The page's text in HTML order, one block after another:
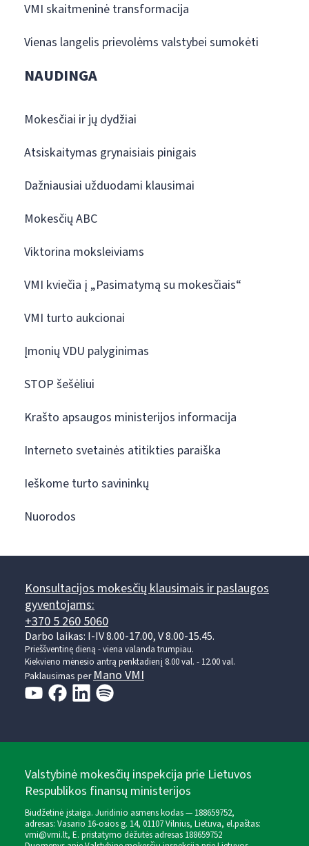
VMI skaitmeninė transformacija
Vienas langelis prievolėms valstybei sumokėti
NAUDINGA
Mokesčiai ir jų dydžiai
Atsiskaitymas grynaisiais pinigais
Dažniausiai užduodami klausimai
Mokesčių ABC
Viktorina moksleiviams
VMI kviečia į „Pasimatymą su mokesčiais“
VMI turto aukcionai
Įmonių VDU palyginimas
STOP šešėliui
Krašto apsaugos ministerijos informacija
Interneto svetainės atitikties paraiška
Ieškome turto savininkų
Nuorodos
Konsultacijos mokesčių klausimais ir paslaugos
gyventojams:
+370 5 260 5060
Darbo laikas: I-IV 8.00-17.00, V 8.00-15.45.
Prieššventinę dieną - viena valanda trumpiau.
Kiekvieno mėnesio antrą penktadienį 8.00 val. - 12.00 val.
Paklausimas perMano VMI
Valstybinė mokesčių inspekcija prie Lietuvos
Respublikos finansų ministerijos
Biudžetinė įstaiga. Juridinio asmens kodas — 188659752,
adresas: Vasario 16-osios g. 14, 01107 Vilnius, Lietuva, el.paštas:
vmi@vmi.lt, E. pristatymo dėžutės adresas 188659752